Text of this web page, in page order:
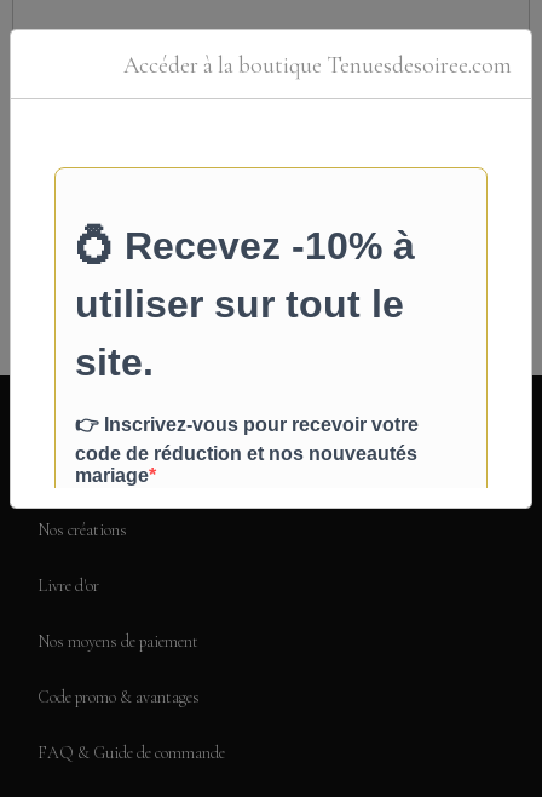
INFOS PRATIQUES
Qui sommes-nous ?
Nos créations
Livre d'or
Nos moyens de paiement
Code promo & avantages
FAQ & Guide de commande
Accéder à la boutique Tenuesdesoiree.com